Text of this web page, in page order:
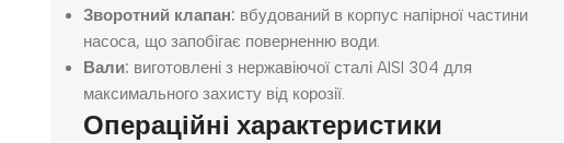
Зворотний клапан: вбудований в корпус напірної частини
насоса, що запобігає поверненню води.
Вали: виготовлені з нержавіючої сталі AISI 304 для
максимального захисту від корозії.
Операційні характеристики